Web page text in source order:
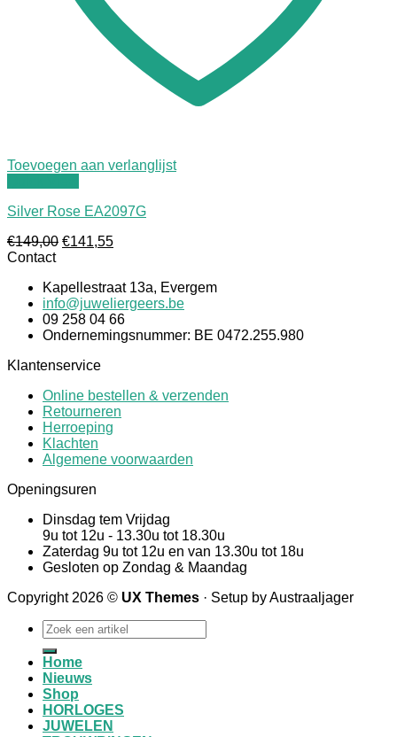
Toevoegen aan verlanglijst
Silver Rose EA2097G
€149,00 Oorspronkelijke
€149,00.
€141,55Huidige
€141,55.
Contact
Kapellestraat 13a, Evergem
info@juweliergeers.be
09 258 04 66
Ondernemingsnummer: BE 0472.255.980
Klantenservice
Online bestellen & verzenden
Retourneren
Herroeping
Klachten
Algemene voorwaarden
Openingsuren
Dinsdag tem Vrijdag
9u tot 12u - 13.30u tot 18.30u
Zaterdag 9u tot 12u en van 13.30u tot 18u
Gesloten op Zondag & Maandag
Copyright 2026 © UX Themes · Setup by Austraaljager
Zoeken
naar:
Home
Nieuws
Shop
HORLOGES
JUWELEN